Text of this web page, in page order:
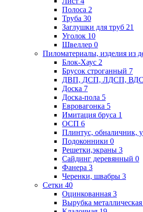
Полоса 2
Труба 30
Заглушки для труб 21
Уголок 10
Швеллер 0
Пиломатериалы, изделия из
Блок-Хаус 2
Брусок строганный 7
ДВП, ДСП, ЛДСП,
Доска 7
Доска-пола 5
Евровагонка 5
Имитация бруса 1
ОСП 6
Плинтус, обналичник,
Подоконники 0
Решетки,экраны 3
Сайдинг деревянный 0
Фанера 3
Черенки, швабры 3
Сетки 40
Оцинкованная 3
Вырубка металлическая